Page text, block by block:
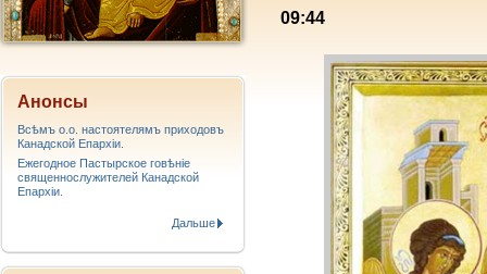
09:44
Анонсы
Всѣмъ о.о. настоятелямъ приходовъ
Канадской Епархiи.
Ежегодное Пастырское говѣніе
священнослужителей Канадской
Епархіи.
Дальше